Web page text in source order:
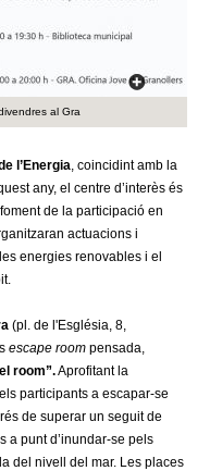
al Gra
l’Energia, coincidint amb la
any, el centre d’interès és
de la participació en
actuacions i
energies renovables i el
(pl. de l'Església, 8,
escape room pensada,
room”.Aprofitant la
participants a escapar-se
de superar un seguit de
a punt d’inundar-se pels
del nivell del mar. Les places